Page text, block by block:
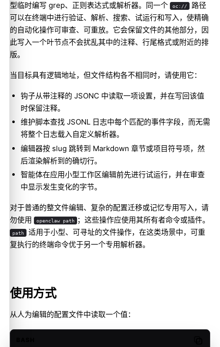
型临时编写 grep、正则表达式或解析器。同一个
oc:// 路径
可以在终端中进行验证、解析、搜索、试运行和写入，使精确
的自动化操作可审查、可重放。它会保留文件的其他部分，因
此写入一个叶节点不会扰乱其中的注释、行尾格式或附近的排
版。
当目标具有逻辑地址，但文件结构各不相同时，请使用它：
钩子从带注释的 JSONC 中读取一项设置，并在写回该值
时保留注释。
维护脚本查找 JSONL 日志中每个匹配的事件字段，而无需
将整个日志载入自定义解析器。
编辑器按 slug 跳转到 Markdown 章节或项目符号项，然
后渲染解析到的确切行。
智能体在应用小型工作区编辑前先进行试运行，并在审查
中显示发生变化的字节。
对于普通的整文件编辑、复杂的配置迁移或记忆专用写入，请
勿使用
openclaw path ；这些操作应使用其所有者命令或插件。
path 适用于小型、可寻址的文件操作，在这类场景中，可重
复执行的终端命令优于另一个专用解析器。
使用方式
从人为编辑的配置文件中读取一个值：